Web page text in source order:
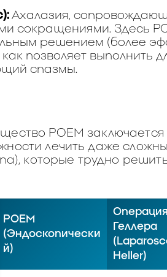
Ахалазия,
сокращениями. Здесь
решением (более
как позволяет выполнить
спазмы.
POEM
лечить даже
которые трудно
POEM
(Эндоскопически
й)
Геллера
Heller)